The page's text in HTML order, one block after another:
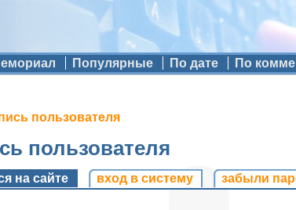
Популярные По дате По
пользователя
пользователя
на сайте (активная вкладка)
вход в систему забыли